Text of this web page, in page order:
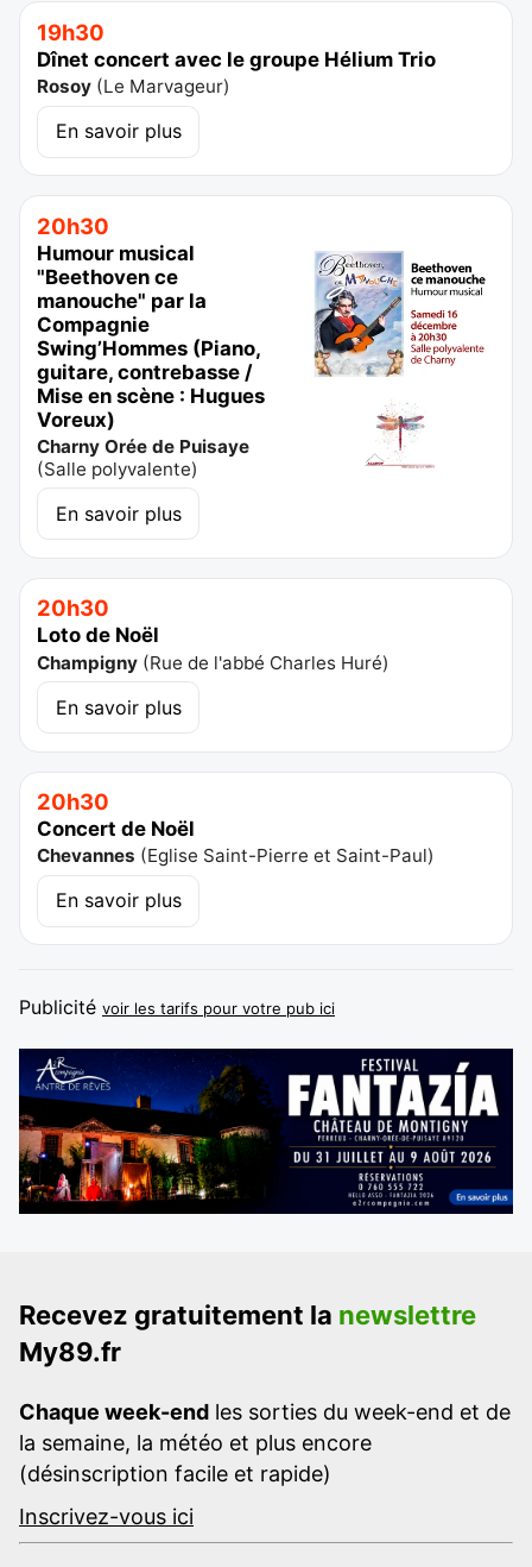
19h30
Dînet concert avec le groupe Hélium Trio
Rosoy (Le Marvageur)
En savoir plus
20h30
Humour musical
"Beethoven ce
manouche" par la
Compagnie
Swing’Hommes (Piano,
guitare, contrebasse /
Mise en scène : Hugues
Voreux)
Charny Orée de Puisaye
(Salle polyvalente)
En savoir plus
20h30
Loto de Noël
Champigny (Rue de l'abbé Charles Huré)
En savoir plus
20h30
Concert de Noël
Chevannes (Eglise Saint-Pierre et Saint-Paul)
En savoir plus
Publicité voir les tarifs pour votre pub ici
Recevez gratuitement la newslettre
My89.fr
Chaque week-end les sorties du week-end et de
la semaine, la météo et plus encore
(désinscription facile et rapide)
Inscrivez-vous ici